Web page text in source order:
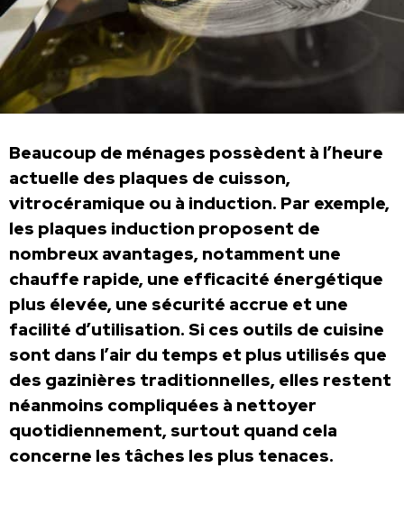
Beaucoup de ménages possèdent à l’heure
actuelle des plaques de cuisson,
vitrocéramique ou à induction. Par exemple,
les plaques induction proposent de
nombreux avantages, notamment une
chauffe rapide, une efficacité énergétique
plus élevée, une sécurité accrue et une
facilité d’utilisation. Si ces outils de cuisine
sont dans l’air du temps et plus utilisés que
des gazinières traditionnelles, elles restent
néanmoins compliquées à nettoyer
quotidiennement, surtout quand cela
concerne les tâches les plus tenaces.